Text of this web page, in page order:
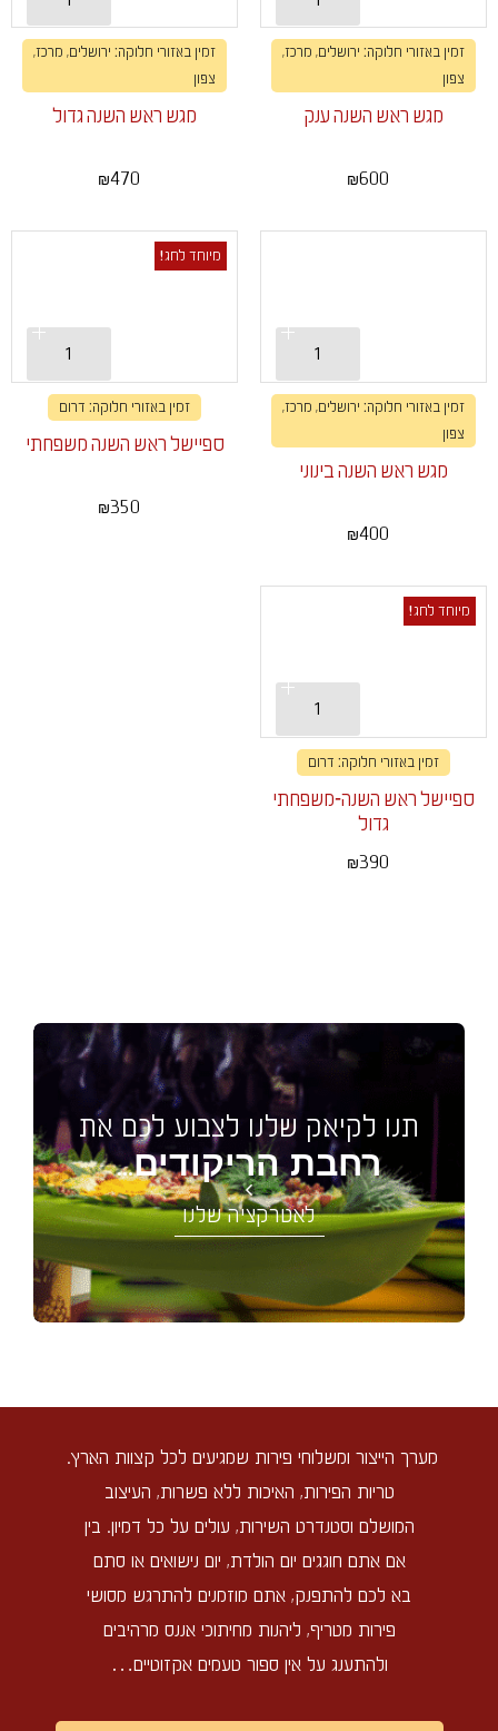
זמין באזורי חלוקה: ירושלים, מרכז,
צפון
מגש ראש השנה ענק
₪600
זמין באזורי חלוקה: ירושלים, מרכז,
צפון
מגש ראש השנה גדול
₪470
זמין באזורי חלוקה: ירושלים, מרכז,
צפון
מגש ראש השנה בינוני
₪400
מיוחד לחג!
זמין באזורי חלוקה: דרום
ספיישל ראש השנה משפחתי
₪350
מיוחד לחג!
זמין באזורי חלוקה: דרום
ספיישל ראש השנה-משפחתי
גדול
₪390
תנו לקיאק שלנו לצבוע לכם את
רחבת הריקודים...
לאטרקציה שלנו
מערך הייצור ומשלוחי פירות שמגיעים לכל קצוות הארץ.
טריות הפירות, האיכות ללא פשרות, העיצוב
המושלם וסטנדרט השירות, עולים על כל דמיון. בין
אם אתם חוגגים יום הולדת, יום נישואים או סתם
בא לכם להתפנק, אתם מוזמנים להתרגש מסושי
פירות מטריף, ליהנות מחיתוכי אננס מרהיבים
ולהתענג על אין ספור טעמים אקזוטיים…